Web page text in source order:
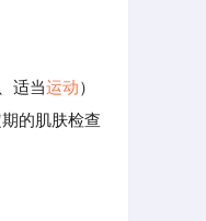
适当运动）
的肌肤检查